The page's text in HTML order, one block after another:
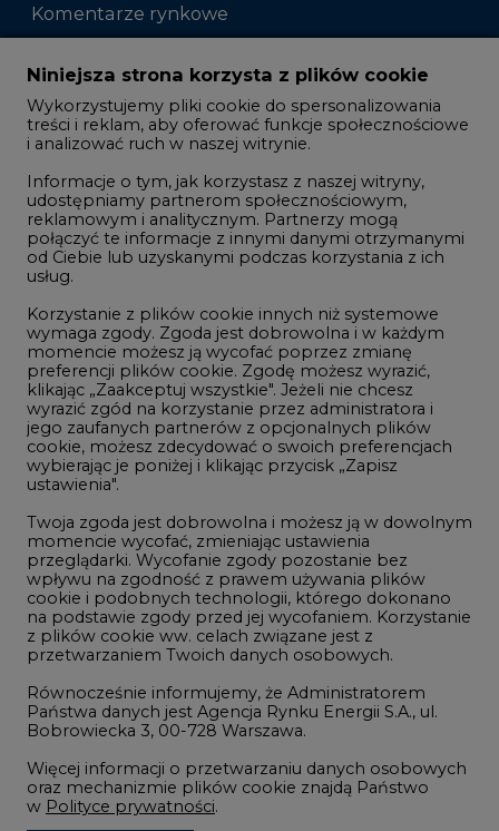
Komentarze rynkowe
Zmiany kadrowe na rynku
Studio CIRE
Rozmowy o energetyce
Gospodarka
Geopolityka
LTE450
Innowacje i AI
Telekomunikacja i IT
Handel emisjami CO2
Wodór
Górnictwo
Atom
Fotowoltaika
Offshore wind
Zielone samorządy
Zielona gospodarka
Niniejsza strona korzysta z plików cookie
Wykorzystujemy pliki cookie do spersonalizowania
treści i reklam, aby oferować funkcje społecznościowe
i analizować ruch w naszej witrynie.
Informacje o tym, jak korzystasz z naszej witryny,
udostępniamy partnerom społecznościowym,
reklamowym i analitycznym. Partnerzy mogą
połączyć te informacje z innymi danymi otrzymanymi
od Ciebie lub uzyskanymi podczas korzystania z ich
usług.
Korzystanie z plików cookie innych niż systemowe
wymaga zgody. Zgoda jest dobrowolna i w każdym
momencie możesz ją wycofać poprzez zmianę
preferencji plików cookie. Zgodę możesz wyrazić,
klikając „Zaakceptuj wszystkie". Jeżeli nie chcesz
wyrazić zgód na korzystanie przez administratora i
jego zaufanych partnerów z opcjonalnych plików
cookie, możesz zdecydować o swoich preferencjach
wybierając je poniżej i klikając przycisk „Zapisz
ustawienia".
Twoja zgoda jest dobrowolna i możesz ją w dowolnym
momencie wycofać, zmieniając ustawienia
przeglądarki. Wycofanie zgody pozostanie bez
wpływu na zgodność z prawem używania plików
cookie i podobnych technologii, którego dokonano
na podstawie zgody przed jej wycofaniem. Korzystanie
z plików cookie ww. celach związane jest z
przetwarzaniem Twoich danych osobowych.
Równocześnie informujemy, że Administratorem
Państwa danych jest Agencja Rynku Energii S.A., ul.
Bobrowiecka 3, 00-728 Warszawa.
Więcej informacji o przetwarzaniu danych osobowych
oraz mechanizmie plików cookie znajdą Państwo
w Polityce prywatności.